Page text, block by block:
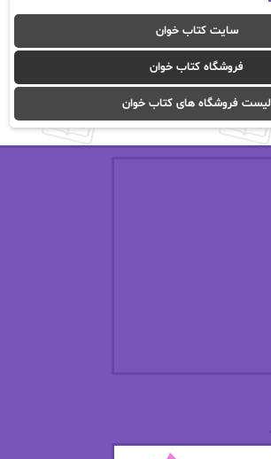
آیدا (Aixi)
آیسان صادقی
ا_اصغرزاده
از نیلوفر لاری
سایت کتاب خوان
فروشگاه کتاب خوان
لیست فروشگاه های کتاب خوان